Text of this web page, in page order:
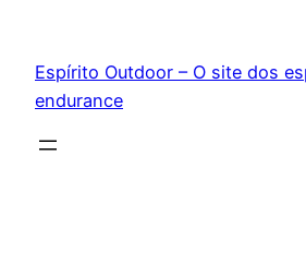
conteúdo
Espírito Outdoor – O site dos
endurance